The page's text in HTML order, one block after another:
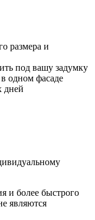
размера и
под вашу задумку
одном фасаде
дней
и более быстрого
являются